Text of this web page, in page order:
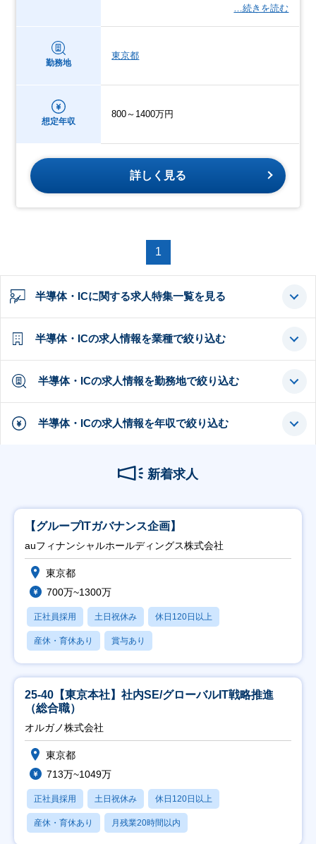
…続きを読む
勤務地
東京都
想定年収
800～1400万円
詳しく見る
1
半導体・ICに関する求人特集一覧を見る
半導体・ICの求人情報を業種で絞り込む
半導体・ICの求人情報を勤務地で絞り込む
半導体・ICの求人情報を年収で絞り込む
新着求人
【グループITガバナンス企画】
auフィナンシャルホールディングス株式会社
東京都
700万~1300万
正社員採用 土日祝休み 休日120日以上
産休・育休あり 賞与あり
25-40【東京本社】社内SE/グローバルIT戦略推進
（総合職）
オルガノ株式会社
東京都
713万~1049万
正社員採用 土日祝休み 休日120日以上
産休・育休あり 月残業20時間以内